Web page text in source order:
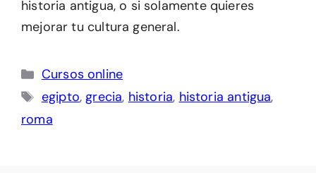
historia antigua, o si solamente quieres
mejorar tu cultura general.
Categorías
Cursos online
Etiquetas
egipto,grecia, historia, historia antigua,
roma